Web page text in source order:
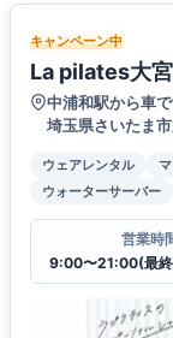
キャンペーン中
La pilates大
中浦和駅から車
埼玉県さいたま
ウェアレンタル
ウォーターサーバー
営業時
9:00〜21:00(最